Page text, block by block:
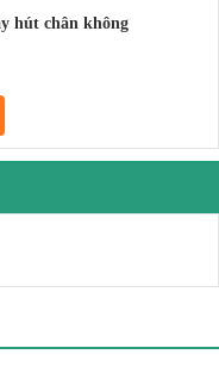
hút chân không